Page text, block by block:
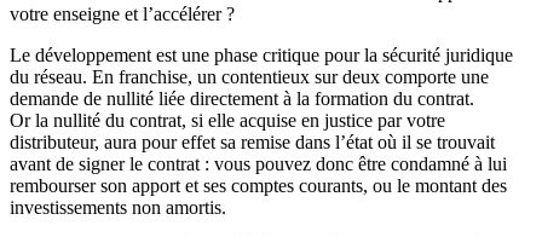
votre enseigne et l’accélérer ?
Le développement est une phase critique pour la sécurité juridique
du réseau. En franchise, un contentieux sur deux comporte une
demande de nullité liée directement à la formation du contrat.
Or la nullité du contrat, si elle acquise en justice par votre
distributeur, aura pour effet sa remise dans l’état où il se trouvait
avant de signer le contrat : vous pouvez donc être condamné à lui
rembourser son apport et ses comptes courants, ou le montant des
investissements non amortis.